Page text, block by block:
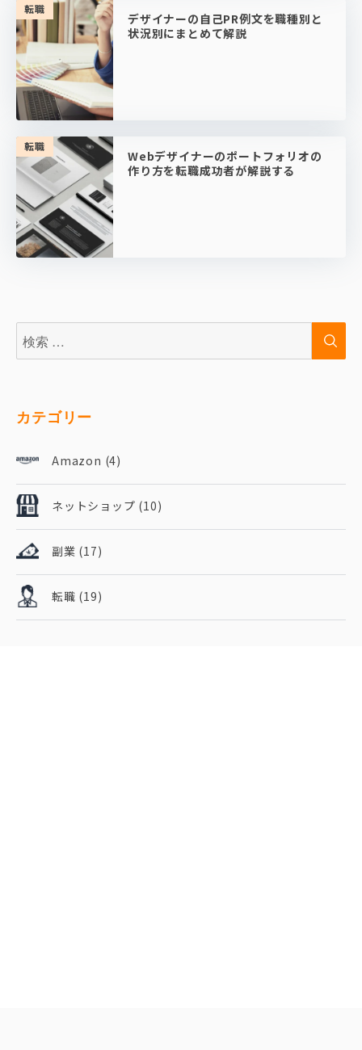
転職
デザイナーの自己PR例文を職種別と
状況別にまとめて解説
転職
Webデザイナーのポートフォリオの
作り方を転職成功者が解説する
検
索:
検
カテゴリー
Amazon (4)
ネットショップ (10)
副業 (17)
転職 (19)